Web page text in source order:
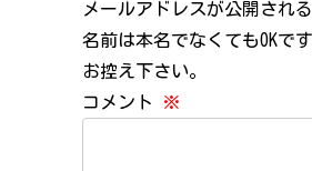
メールアドレスが公開され
名前は本名でなくてもOKで
お控え下さい。
コメント
※